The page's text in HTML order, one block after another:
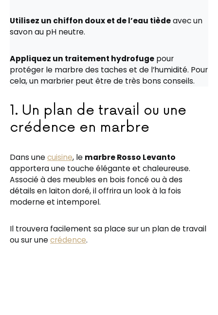
Utilisez un chiffon doux et de l’eau tièdeavec un
savon au pH neutre.
Appliquez un traitement hydrofuge pour
protéger le marbre des taches et de l’humidité. Pour
cela, un marbrier peut être de très bons conseils.
1. Un plan de travail ou une
crédence en marbre
Dans unecuisine, le marbre Rosso Levanto
apportera une touche élégante et chaleureuse.
Associé à des meubles en bois foncé ou à des
détails en laiton doré, il offrira un look à la fois
moderne et intemporel.
Il trouvera facilement sa place sur un plan de travail
ou sur unecrédence.